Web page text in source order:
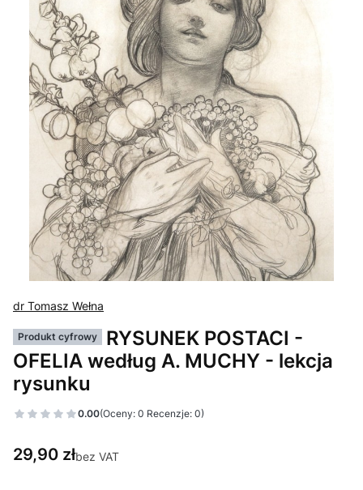
dr Tomasz Wełna
Produkt cyfrowy
RYSUNEK POSTACI -
OFELIA według A. MUCHY - lekcja
rysunku
0.00(Oceny: 0 Recenzje: 0)
Cena
29,90 złbez VAT